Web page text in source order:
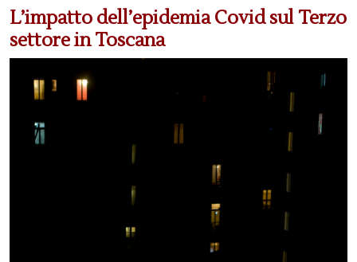
L’impatto dell’epidemia Covid sul Terzo
settore in Toscana